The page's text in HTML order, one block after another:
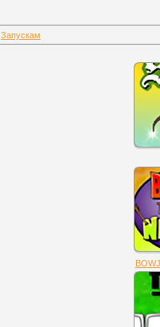
Запускам